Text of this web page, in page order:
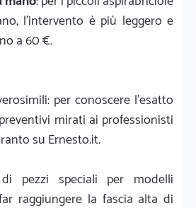
l'intervento è più leggero e
a 60 €.
per conoscere l'esatto
mirati ai professionisti
su Ernesto.it.
pezzi speciali per modelli
raggiungere la fascia alta di